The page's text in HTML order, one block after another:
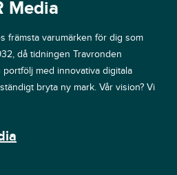
Media
främsta varumärken för dig som
då tidningen Travronden
med innovativa digitala
bryta ny mark. Vår vision? Vi